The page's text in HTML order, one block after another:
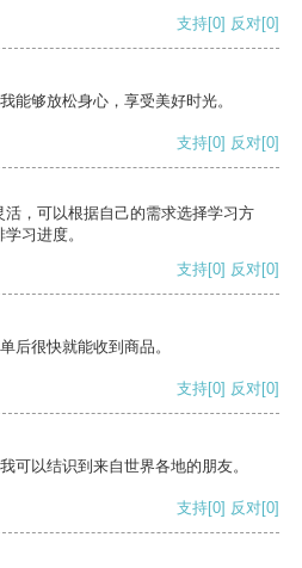
支持[0] 反对[0]
能够放松身心，享受美好时光。
支持[0] 反对[0]
，可以根据自己的需求选择学习方
习进度。
支持[0] 反对[0]
后很快就能收到商品。
支持[0] 反对[0]
可以结识到来自世界各地的朋友。
支持[0] 反对[0]